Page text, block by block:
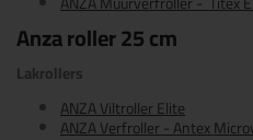
Anza roller 25 cm
Lakrollers
ANZA Viltroller Elite
ANZA Verfroller - Antex